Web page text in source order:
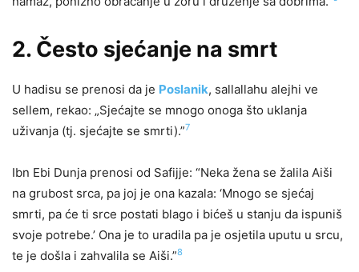
2. Često sjećanje na smrt
U hadisu se prenosi da je Poslanik, sallallahu alejhi ve
sellem, rekao: „Sjećajte se mnogo onoga što uklanja
uživanja (tj. sjećajte se smrti).”7
Ibn Ebi Dunja prenosi od Safijje: “Neka žena se žalila Aiši
na grubost srca, pa joj je ona kazala: ‘Mnogo se sjećaj
smrti, pa će ti srce postati blago i bićeš u stanju da ispuniš
svoje potrebe.’ Ona je to uradila pa je osjetila uputu u srcu,
te je došla i zahvalila se Aiši.”8